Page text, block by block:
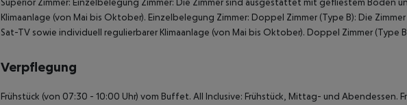
Klimaanlage (von Mai bis Oktober). Einzelbelegung Zimmer: Doppel Zimmer (Type B): Die
Sat-TV sowie individuell regulierbarer Klimaanlage (von Mai bis Oktober). Doppel Zimmer (Type
Verpflegung
Frühstück (von 07:30 - 10:00 Uhr) vom Buffet. All Inclusive: Frühstück, Mittag- und Abendessen.